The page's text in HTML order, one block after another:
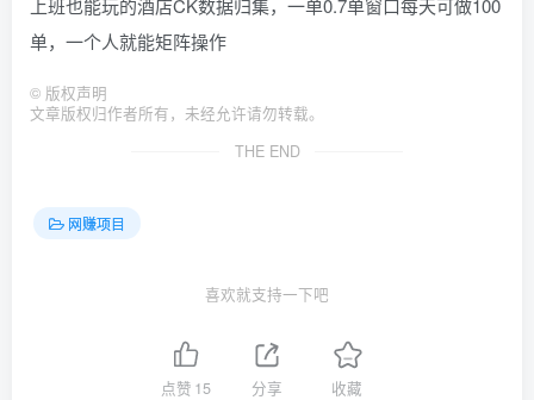
上班也能玩的酒店CK数据归集，一单0.7单窗口每天可做100
单，一个人就能矩阵操作
© 版权声明
文章版权归作者所有，未经允许请勿转载。
THE END
网赚项目
喜欢就支持一下吧
点赞 15 分享 收藏